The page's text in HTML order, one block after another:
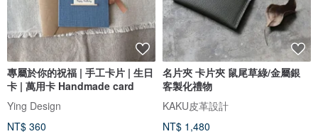
專屬於你的祝福 | 手工卡片 | 生日
卡 | 萬用卡 Handmade card
Ying Design
NT$ 360
名片夾 卡片夾 鼠尾草綠/金屬銀
客製化禮物
KAKU皮革設計
NT$ 1,480